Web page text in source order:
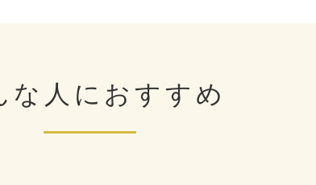
な人におすすめ